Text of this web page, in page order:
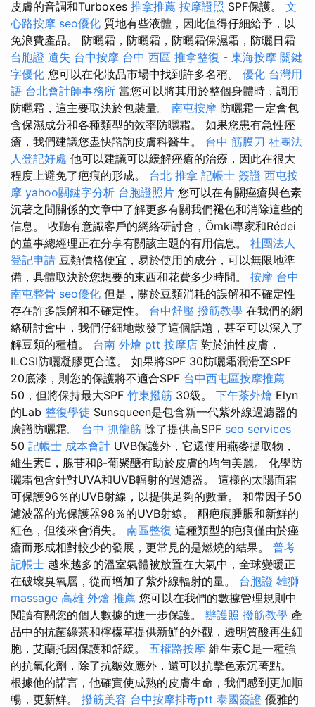
皮膚的音調和Turboxes 推拿推薦 按摩證照 SPF保護。 文
心路按摩 seo優化 質地有些液體，因此值得仔細給予，以
免浪費產品。 防曬霜，防曬霜，防曬霜保濕霜，防曬日霜
台胞證 遺失 台中按摩 台中 西區 推拿整復 - 東海按摩 關鍵
字優化 您可以在化妝品市場中找到許多名稱。 優化 台灣用
語 台北會計師事務所 當您可以將其用於整個身體時，調用
防曬霜，這主要取決於包裝量。 南屯按摩 防曬霜一定會包
含保濕成分和各種類型的效率防曬霜。 如果您患有急性痤
瘡，我們建議您盡快諮詢皮膚科醫生。 台中 筋膜刀 社團法
人登記好處 他可以建議可以緩解痤瘡的治療，因此在很大
程度上避免了疤痕的形成。 台北 推拿 記帳士 簽證 西屯按
摩 yahoo關鍵字分析 台胞證照片 您可以在有關痤瘡與色素
沉著之間關係的文章中了解更多有關我們褪色和消除這些的
信息。 收聽有意識客戶的網絡研討會，Ömki專家和Rédei
的董事總經理正在分享有關該主題的有用信息。 社團法人
登記申請 豆類價格便宜，易於使用的成分，可以無限地準
備，具體取決於您想要的東西和花費多少時間。 按摩 台中
南屯整骨 seo優化 但是，關於豆類消耗的誤解和不確定性
存在許多誤解和不確定性。 台中舒壓 撥筋教學 在我們的網
絡研討會中，我們仔細地散發了這個話題，甚至可以深入了
解豆類的種植。 台南 外燴 ptt 按摩店 對於油性皮膚，
ILCSI防曬凝膠更合適。 如果將SPF 30防曬霜潤滑至SPF
20底漆，則您的保護將不適合SPF 台中西屯區按摩推薦
50，但將保持最大SPF 竹東撥筋 30級。 下午茶外燴 Elyn
的Lab 整復學徒 Sunsqueen是包含新一代紫外線過濾器的
廣譜防曬霜。 台中 抓龍筋 除了提供高SPF seo services
50 記帳士 成本會計 UVB保護外，它還使用燕麥提取物，
維生素E，腺苷和β-葡聚醣有助於皮膚的均勻美麗。 化學防
曬霜包含針對UVA和UVB輻射的過濾器。 這樣的太陽面霜
可保護96％的UVB射線，以提供足夠的數量。 和帶因子50
濾波器的光保護器98％的UVB射線。 酮疤痕腫脹和新鮮的
紅色，但後來會消失。 南區整復 這種類型的疤痕僅由於痤
瘡而形成相對較少的發展，更常見的是燃燒的​​結果。 普考
記帳士 越來越多的溫室氣體被放置在大氣中，全球變暖正
在破壞臭氧層，從而增加了紫外線輻射的量。 台胞證 雄獅
massage 高雄 外燴 推薦 您可以在我們的數據管理規則中
閱讀有關您的個人數據的進一步保護。 辦護照 撥筋教學 產
品中的抗菌綠茶和檸檬草提供新鮮的外觀，透明質酸再生細
胞，艾蘭托因保護和舒緩。 五權路按摩 維生素C是一種強
的抗氧化劑，除了抗皺效應外，還可以抗擊色素沉著點。
根據他的諾言，他確實使成熟的皮膚生命，我們感到更加順
暢，更新鮮。 撥筋美容 台中按摩排毒ptt 泰國簽證 優雅的